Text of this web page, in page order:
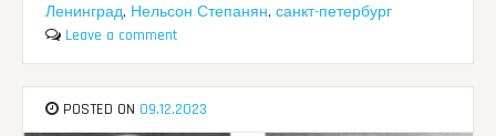
Ленинград, Нельсон Степанян,санкт-петербург
Leave a comment
POSTED ON 09.12.2023